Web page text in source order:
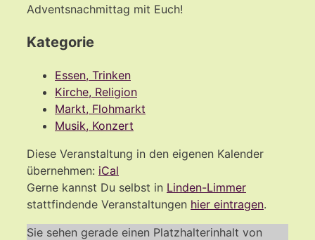
Adventsnachmittag mit Euch!
Kategorie
Essen, Trinken
Kirche, Religion
Markt, Flohmarkt
Musik, Konzert
Diese Veranstaltung in den eigenen Kalender
übernehmen: iCal
Gerne kannst Du selbst in Linden-Limmer
stattfindende Veranstaltungen hier eintragen.
Sie sehen gerade einen Platzhalterinhalt von